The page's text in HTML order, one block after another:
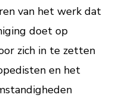
van het werk dat
doet op
zich in te zetten
en het